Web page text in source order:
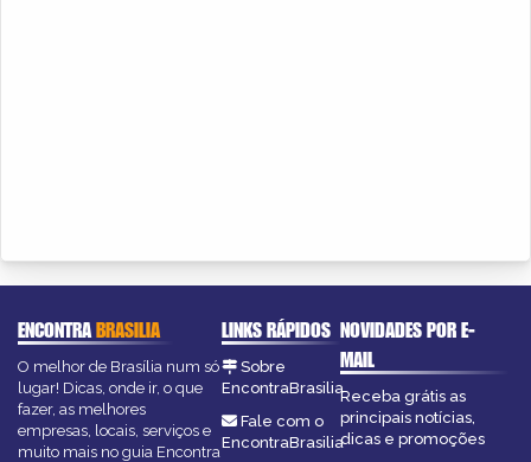
ENCONTRABRASILIA
O melhor de Brasília num só
lugar! Dicas, onde ir, o que
fazer, as melhores
empresas, locais, serviços e
muito mais no guia Encontra
LINKS RÁPIDOS
Sobre
EncontraBrasilia
Fale com o
EncontraBrasilia
NOVIDADES POR E-
MAIL
Receba grátis as
principais notícias,
dicas e promoções